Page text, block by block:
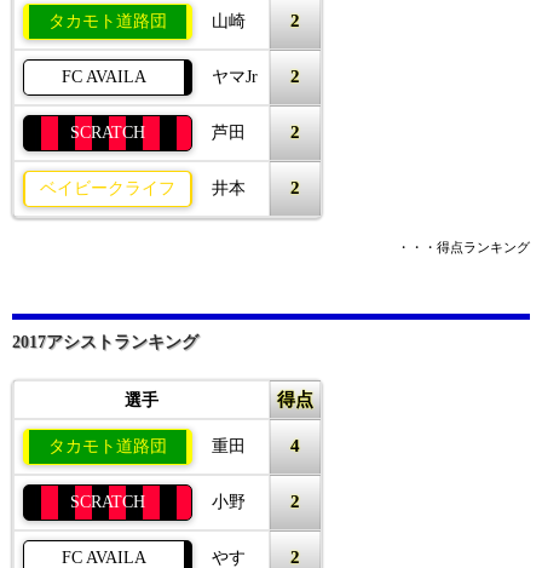
タカモト道路団 山崎 2
FC AVAILA ヤマJr 2
SCRATCH 芦田 2
ベイビークライフ 井本 2
・・・得点ランキング
2017アシストランキング
選手 得点
タカモト道路団 重田 4
SCRATCH 小野 2
FC AVAILA やす 2